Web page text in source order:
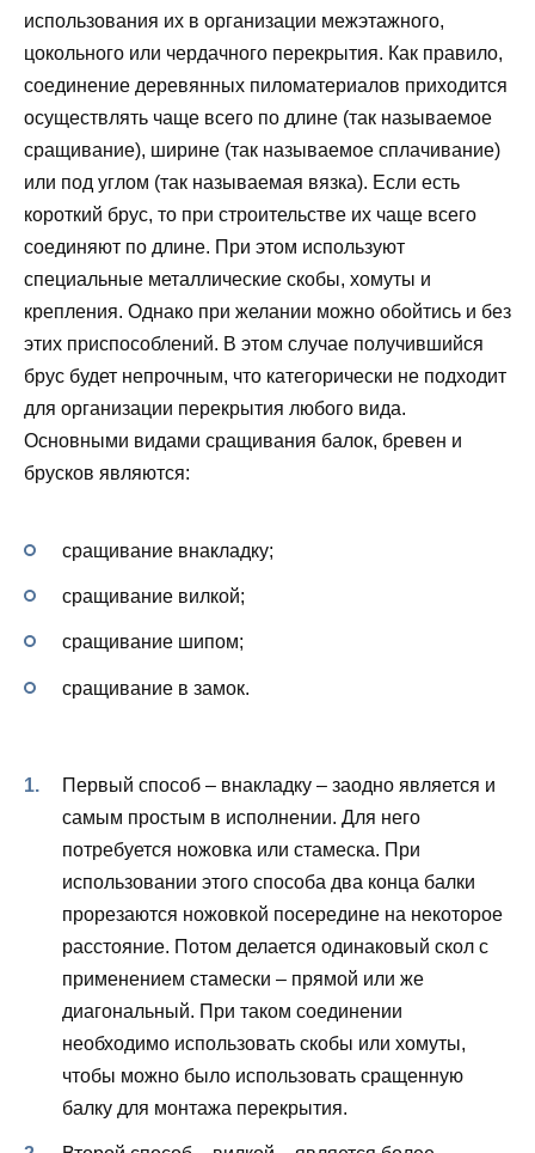
использования их в организации межэтажного,
цокольного или чердачного перекрытия. Как правило,
соединение деревянных пиломатериалов приходится
осуществлять чаще всего по длине (так называемое
сращивание), ширине (так называемое сплачивание)
или под углом (так называемая вязка). Если есть
короткий брус, то при строительстве их чаще всего
соединяют по длине. При этом используют
специальные металлические скобы, хомуты и
крепления. Однако при желании можно обойтись и без
этих приспособлений. В этом случае получившийся
брус будет непрочным, что категорически не подходит
для организации перекрытия любого вида.
Основными видами сращивания балок, бревен и
брусков являются:
сращивание внакладку;
сращивание вилкой;
сращивание шипом;
сращивание в замок.
Первый способ – внакладку – заодно является и
самым простым в исполнении. Для него
потребуется ножовка или стамеска. При
использовании этого способа два конца балки
прорезаются ножовкой посередине на некоторое
расстояние. Потом делается одинаковый скол с
применением стамески – прямой или же
диагональный. При таком соединении
необходимо использовать скобы или хомуты,
чтобы можно было использовать сращенную
балку для монтажа перекрытия.